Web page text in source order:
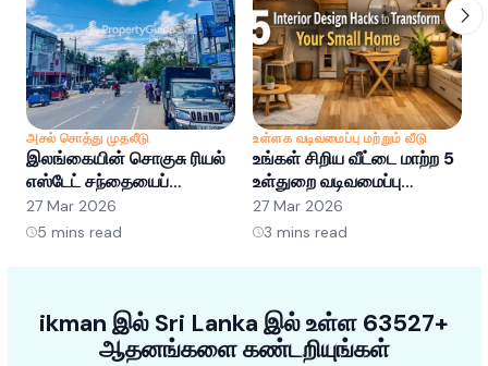
அசல் சொத்து முதலீடு
இலங்கையின் சொகுசு ரியல்
எஸ்டேட் சந்தையைப்
புரிந்துகொள்வது: வாய்ப்புகள்
மற்றும் போக்குகள்
27 Mar 2026
5 mins read
உள்ளக வடிவமைப்பு மற்றும் வீடு
உங்கள் சிறிய வீட்டை மாற்ற 5
உள்துறை வடிவமைப்பு
ஹேக்குகள்
27 Mar 2026
3 mins read
ikman இல் Sri Lanka இல் உள்ள 63527+
ஆதனங்களை கண்டறியுங்கள்